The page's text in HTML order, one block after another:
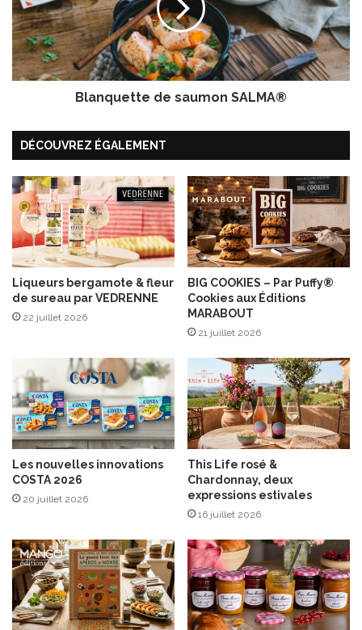
q
u
e
t
t
e
a
u
m
n
S
A
L
M
A
Blanquette de saumon SALMA®
DÉCOUVREZ ÉGALEMENT
Liqueurs bergamote & fleur
de sureau par VEDRENNE
22 juillet 2026
BIG COOKIES – Par Puffy®
Cookies aux Éditions
MARABOUT
21 juillet 2026
Les nouvelles innovations
COSTA 2026
20 juillet 2026
This Life rosé &
Chardonnay, deux
expressions estivales
16 juillet 2026